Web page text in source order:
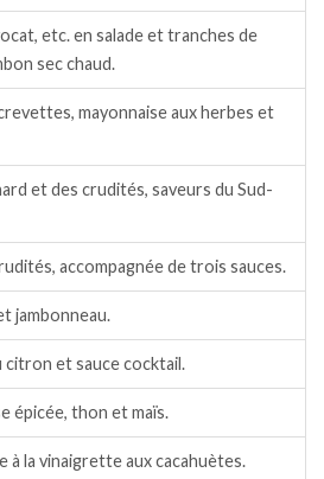
etc. en salade et tranches de
sec chaud.
mayonnaise aux herbes et
et des crudités, saveurs du Sud-
accompagnée de trois sauces.
jambonneau.
et sauce cocktail.
épicée, thon et maïs.
la vinaigrette aux cacahuètes.